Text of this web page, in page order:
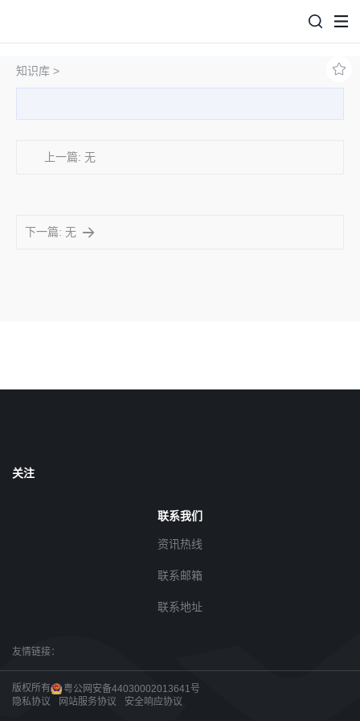
知识库 >
上一篇: 无
下一篇: 无
关注
联系我们
资讯热线
联系邮箱
联系地址
友情链接：
版权所有
粤公网安备44030002013641号
隐私协议
网站服务协议 安全响应协议